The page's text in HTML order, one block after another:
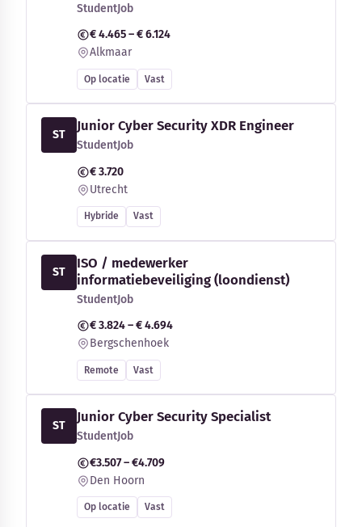
StudentJob
€ 4.465 – € 6.124
Alkmaar
Op locatie Vast
ST
Junior Cyber Security XDR Engineer
StudentJob
€ 3.720
Utrecht
Hybride Vast
ST
ISO / medewerker
informatiebeveiliging (loondienst)
StudentJob
€ 3.824 – € 4.694
Bergschenhoek
Remote Vast
ST
Junior Cyber Security Specialist
StudentJob
€3.507 – €4.709
Den Hoorn
Op locatie Vast